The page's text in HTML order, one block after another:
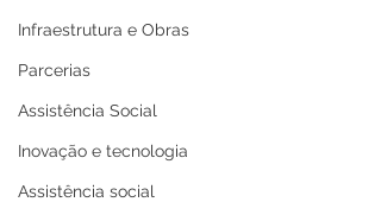
Infraestrutura e Obras
Parcerias
Assistência Social
Inovação e tecnologia
Assistência social